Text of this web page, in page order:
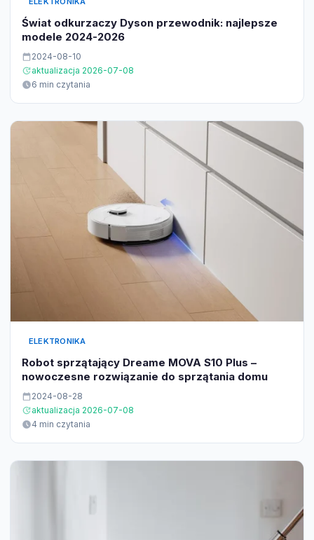
Świat odkurzaczy Dyson przewodnik: najlepsze
modele 2024-2026
2024-08-10
aktualizacja 2026-07-08
6 min czytania
ELEKTRONIKA
Robot sprzątający Dreame MOVA S10 Plus –
nowoczesne rozwiązanie do sprzątania domu
2024-08-28
aktualizacja 2026-07-08
4 min czytania